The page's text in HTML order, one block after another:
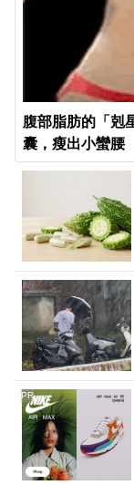
腹部脂肪的「剋
囊，瘦出小蠻腰
PR